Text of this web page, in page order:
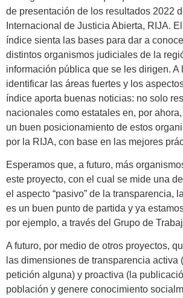
de presentación de los resultados 2022
Internacional de Justicia Abierta, RIJA.
índice sienta las bases para dar a
distintos organismos judiciales de la
información pública que se les dirigen.
identificar las áreas fuertes y los
índice aporta buenas noticias: no solo
nacionales como estatales en, por
un buen posicionamiento de estos
por la RIJA, con base en las mejores
Esperamos que, a futuro, más
este proyecto, con el cual se mide una
el aspecto “pasivo” de la transparencia,
es un buen punto de partida y ya
por ejemplo, a través del Grupo de
A futuro, por medio de otros proyectos,
las dimensiones de transparencia
petición alguna) y proactiva (la
población y genere conocimiento